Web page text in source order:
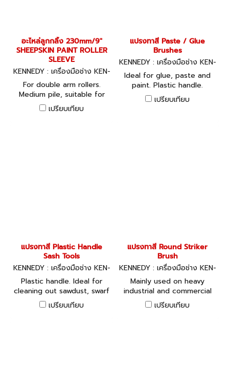
อะไหล่ลูกกลิ้ง 230mm/9"
SHEEPSKIN PAINT ROLLER
SLEEVE
KENNEDY : เครื่องมือช่าง KEN-
533-4350K
For double arm rollers.
Medium pile, suitable for
rough surfaces such as
stucco, concrete, pebble
เปรียบเทียบ
แปรงทาสี Paste / Glue
Brushes
KENNEDY : เครื่องมือช่าง KEN-
533-6310K
Ideal for glue, paste and
paint. Plastic handle.
เปรียบเทียบ
แปรงทาสี Plastic Handle
Sash Tools
KENNEDY : เครื่องมือช่าง KEN-
533-1531K
Plastic handle. Ideal for
cleaning out sawdust, swarf
etc.
เปรียบเทียบ
แปรงทาสี Round Striker
Brush
KENNEDY : เครื่องมือช่าง KEN-
533-0010K
Mainly used on heavy
industrial and commercial
work. Ideal for hard to
reach painting work. 610mm
เปรียบเทียบ